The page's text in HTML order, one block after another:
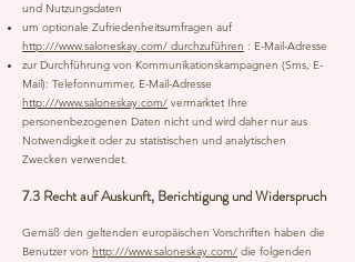
und Nutzungsdaten
um optionale Zufriedenheitsumfragen auf
http:///www.saloneskay.com/ durchzuführen : E-Mail-Adresse
zur Durchführung von Kommunikationskampagnen (Sms, E-
Mail): Telefonnummer, E-Mail-Adresse
http:///www.saloneskay.com/ vermarktet Ihre
personenbezogenen Daten nicht und wird daher nur aus
Notwendigkeit oder zu statistischen und analytischen
Zwecken verwendet.
7.3 Recht auf Auskunft, Berichtigung und Widerspruch
Gemäß den geltenden europäischen Vorschriften haben die
Benutzer von http:///www.saloneskay.com/ die folgenden